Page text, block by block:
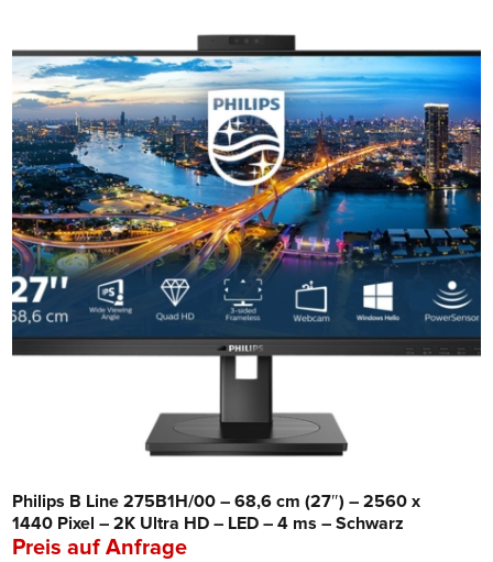
Philips B Line 275B1H/00 – 68,6 cm (27″) – 2560 x
1440 Pixel – 2K Ultra HD – LED – 4 ms – Schwarz
Preis auf Anfrage